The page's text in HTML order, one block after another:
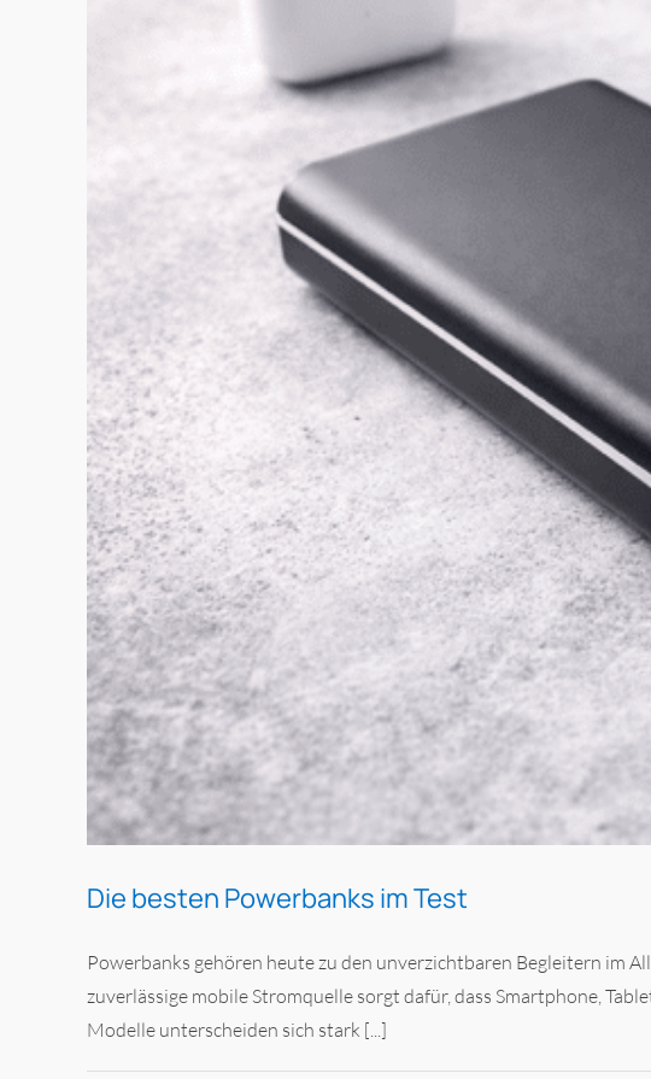
Die besten Powerbanks im Test
Powerbanks gehören heute zu den unverzichtbaren Begleitern im
zuverlässige mobile Stromquelle sorgt dafür, dass Smartphone,
Modelle unterscheiden sich stark [...]